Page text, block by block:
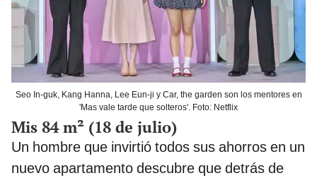
Seo In-guk, Kang Hanna, Lee Eun-ji y Car, the garden son los mentores en
'Mas vale tarde que solteros'. Foto: Netflix
Mis 84 m² (18 de julio)
Un hombre que invirtió todos sus ahorros en un
nuevo apartamento descubre que detrás de